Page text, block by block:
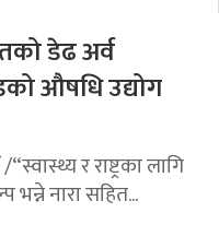
डेढ अर्व
औषधि उद्योग
र राष्ट्रका लागि
नारा सहित...